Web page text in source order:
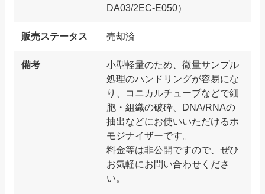
DA03/2EC-E050）
販売ステータス 売却済
備考
小型軽量のため、微量サンプル
処理のハンドリングが容易にな
り、コニカルチューブなどで細
胞・組織の破砕、DNA/RNAの
抽出などにお使いいただけるホ
モジナイザーです。
料金等は非公開ですので、ぜひ
お気軽にお問い合わせくださ
い。